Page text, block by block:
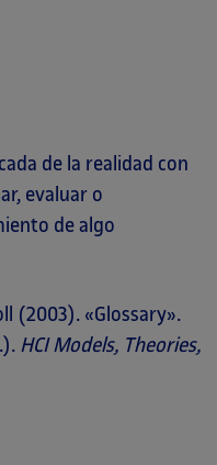
de la realidad con
evaluar o
de algo
(2003). «Glossary».
HCI Models, Theories,